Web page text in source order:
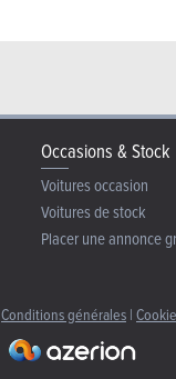
Occasions & Stock
Voitures occasion
Voitures de stock
Placer une annonce
Conditions générales |